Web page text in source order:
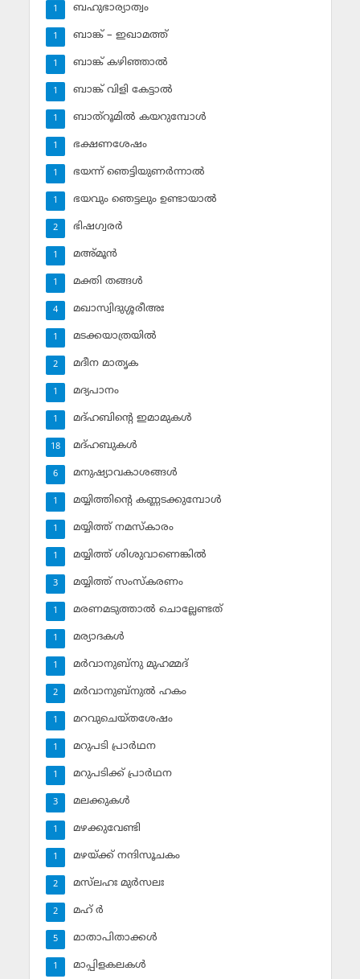
ബഹുഭാര്യാത്വം
1
ബാങ്ക് – ഇഖാമത്ത്
1
ബാങ്ക് കഴിഞ്ഞാല്‍
1
ബാങ്ക് വിളി കേട്ടാല്‍
1
ബാത്‌റൂമില്‍ കയറുമ്പോള്‍
1
ഭക്ഷണശേഷം
1
ഭയന്ന് ഞെട്ടിയുണര്‍ന്നാല്‍
1
ഭയവും ഞെട്ടലും ഉണ്ടായാല്‍
1
ഭിഷഗ്വരര്‍
2
മഅ്മൂന്‍
1
മക്തി തങ്ങള്‍
1
മഖാസ്വിദുശ്ശരീഅഃ
4
മടക്കയാത്രയില്‍
1
മദീന മാതൃക
2
മദ്യപാനം
1
മദ്ഹബിന്റെ ഇമാമുകള്‍
1
മദ്ഹബുകള്‍
18
മനുഷ്യാവകാശങ്ങള്‍
6
മയ്യിത്തിന്റെ കണ്ണടക്കുമ്പോള്‍
1
മയ്യിത്ത് നമസ്‌കാരം
1
മയ്യിത്ത് ശിശുവാണെങ്കില്‍
1
മയ്യിത്ത് സംസ്‌കരണം
3
മരണമടുത്താല്‍ ചൊല്ലേണ്ടത്
1
മര്യാദകള്‍
1
മര്‍വാനുബ്‌നു മുഹമ്മദ്
1
മര്‍വാനുബ്‌നുല്‍ ഹകം
2
മറവുചെയ്തശേഷം
1
മറുപടി പ്രാര്‍ഥന
1
മറുപടിക്ക് പ്രാര്‍ഥന
1
മലക്കുകള്‍
3
മഴക്കുവേണ്ടി
1
മഴയ്ക്ക് നന്ദിസൂചകം
1
മസ്‌ലഹഃ മുര്‍സലഃ
2
മഹ് ര്‍
2
മാതാപിതാക്കള്‍
5
മാപ്പിളകലകള്‍
1